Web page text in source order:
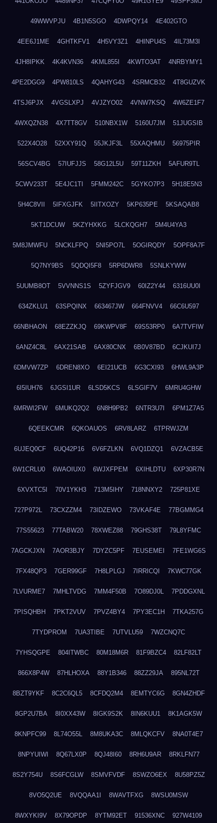
49WWVPJU 4B1N5SGO 4DWPQY14 4E402GTO
4EE6J1ME 4GHTKFV1 4H5VY3Z1 4HINPU4S 4IL73M3I
4JH8IPKK 4K4KVN36 4KML855I 4KWTO3AT 4NRBYMY1
4PE2DGG9 4PW810LS 4QAHYG43 4SRMCB32 4T8GUZVK
4TSJ6PJX 4VGSLXPJ 4VJZYO02 4VNW7KSQ 4W6ZE1F7
4WXQZN38 4X7TT8GV 510NBX1W 5160U7JM 51JUGSIB
522X4O28 52XXY91Q 55JKJF3L 55XAQHMU 56975PIR
56SCV4BG 57IUFJJS 58G12L5U 59T11ZKH 5AFUR9TL
5CWV233T 5E4JC1TI 5FMM242C 5GYKO7P3 5H18E5N3
5H4C8VII 5IFXGJFK 5IITXOZY 5KP635PE 5KSAQAB8
5KT1DCUW 5KZYHXKG 5LCKQGH7 5M4U4YA3
5M8JMWFU 5NCKLFPQ 5NI5PO7L 5OGIRQDY 5OPF8A7F
5Q7NY9BS 5QDQI5F8 5RP6DWR8 5SNLKYWW
5UUMB8OT 5VVNNS1S 5ZYFJGV9 60IZ2Y44 6316UU0I
634ZKLU1 63SPQINX 663467JW 664FNVV4 66C6U597
66NBHAON 68EZZKJQ 69KWPV8F 69S53RP0 6A7TVFIW
6ANZ4C8L 6AX21SAB 6AX80CNX 6B0V87BD 6CJKUI7J
6DMVW7ZP 6DREN8XO 6EI21UCB 6G3CXI93 6HWL9A3P
6I5IUH76 6JGSI1UR 6LSD5KCS 6LSGIF7V 6MRU4GHW
6MRWI2FW 6MUKQ2Q2 6N8H9PB2 6NTR3U7I 6PM1Z7A5
6QEEKCMR 6QKOAUOS 6RV8LARZ 6TPRWJZM
6UJEQ0CF 6UQ42P16 6V6FZLKN 6VQ1DZQ1 6VZACB5E
6W1CRLU0 6WAOIUX0 6WJXFPEM 6XIHLDTU 6XP30R7N
6XVXTC5I 70V1YKH3 713M5IHY 718NNXY2 725P81XE
727P972L 73CXZZM4 73IDZEWO 73VKAF4E 77BGMMG4
77S55623 77TABW20 78XWEZ88 79GHS38T 79L8YFMC
7AGCKJXN 7AOR3BJY 7DYZC5PF 7EUSEMEI 7FE1WG6S
7FX48QP3 7GER99GF 7H8LPLGJ 7IRRICQI 7KWC77GK
7LVURME7 7MHLTVDG 7MM4F50B 7O89DJ0L 7PDDGXNL
7PISQHBH 7PKT2VUV 7PVZ4BY4 7PY3EC1H 7TKA257G
7TYDPROM 7UA3TIBE 7UTVLU59 7WZCNQ7C
7YHSQGPE 804ITWBC 80M18M6R 81F9BZC4 82LF82LT
866X8P4W 87HLHOXA 88Y1B346 88ZZ29JA 895NL72T
8BZT9YKF 8C2C6QL5 8CFDQ2M4 8EMTYC6G 8GN4ZHDF
8GP2U7BA 8I0XX43W 8IGK9S2K 8IN6KUU1 8K1AGK5W
8KNPFC99 8L74O55L 8M8UKA3C 8MLQKCFV 8NA0T4E7
8NPYUIWI 8Q67LX0P 8QJ48I60 8RH6U9AR 8RKLFN77
8S2Y754U 8S6FCGLW 8SMVFVDF 8SWZO6EX 8U58PZ5Z
8VO5Q2UE 8VQQAA1I 8WAVTFXG 8WSU0MSW
8WXYKI9V 8X79OPDP 8YTM92ET 91536XNC 927W4109